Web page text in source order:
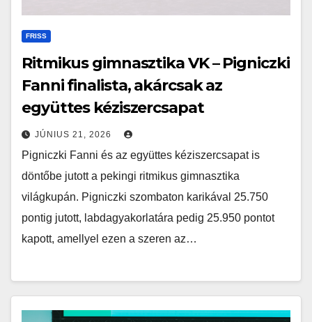
FRISS
Ritmikus gimnasztika VK – Pigniczki
Fanni finalista, akárcsak az
együttes kéziszercsapat
JÚNIUS 21, 2026
Pigniczki Fanni és az együttes kéziszercsapat is
döntőbe jutott a pekingi ritmikus gimnasztika
világkupán. Pigniczki szombaton karikával 25.750
pontig jutott, labdagyakorlatára pedig 25.950 pontot
kapott, amellyel ezen a szeren az…